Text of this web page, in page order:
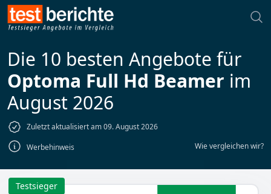
Die 10 besten Angebote für
Optoma Full Hd Beamer im
August 2026
Zuletzt aktualisiert am 09. August 2026
Werbehinweis
Wie vergleichen wir?
Testsieger